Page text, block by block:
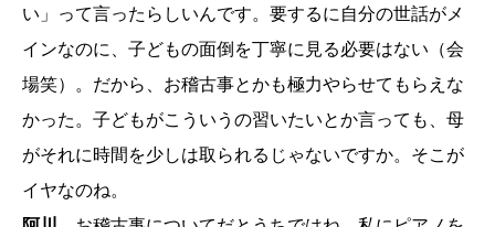
い」って言ったらしいんです。要するに自分の世話がメ
インなのに、子どもの面倒を丁寧に見る必要はない（会
場笑）。だから、お稽古事とかも極力やらせてもらえな
かった。子どもがこういうの習いたいとか言っても、母
がそれに時間を少しは取られるじゃないですか。そこが
イヤなのね。